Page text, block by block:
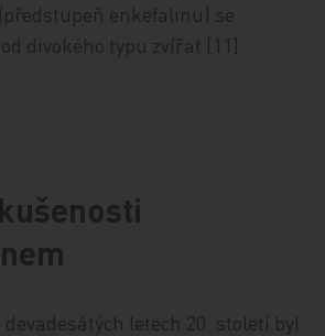
enkefalinu) se
divokého typu zvířat [11].
letech 20. století byl